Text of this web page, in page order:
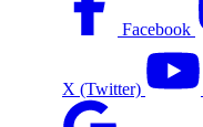
Facebook
X (Twitter)